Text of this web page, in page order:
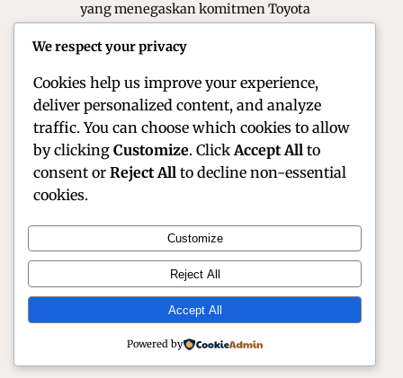
yang menegaskan komitmen Toyota
tertinggi. Selama ini Hilux di kenal
Official Site of Christian Montanari | Racer &
Motorsport Profile
We respect your privacy
Cookies help us improve your experience,
deliver personalized content, and analyze
traffic. You can choose which cookies to allow
by clicking Customize. Click Accept All to
consent or Reject All to decline non-essential
cookies.
Customize
Reject All
Accept All
Powered by